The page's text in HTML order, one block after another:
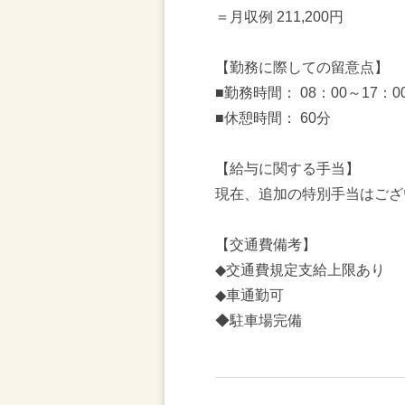
＝月収例 211,200円
【勤務に際しての留意点】
■勤務時間： 08：00～17：
■休憩時間： 60分
【給与に関する手当】
現在、追加の特別手当はご
【交通費備考】
◆交通費規定支給上限あり
◆車通勤可
◆駐車場完備